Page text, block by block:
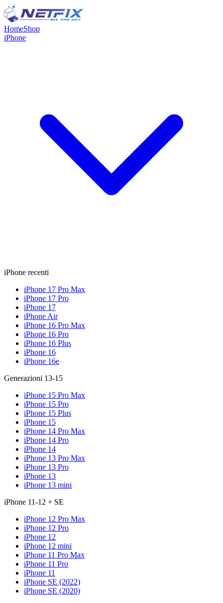
HomeShop
iPhone
iPhone recenti
iPhone 17 Pro Max
iPhone 17 Pro
iPhone 17
iPhone Air
iPhone 16 Pro Max
iPhone 16 Pro
iPhone 16 Plus
iPhone 16
iPhone 16e
Generazioni 13-15
iPhone 15 Pro Max
iPhone 15 Pro
iPhone 15 Plus
iPhone 15
iPhone 14 Pro Max
iPhone 14 Pro
iPhone 14
iPhone 13 Pro Max
iPhone 13 Pro
iPhone 13
iPhone 13 mini
iPhone 11-12 + SE
iPhone 12 Pro Max
iPhone 12 Pro
iPhone 12
iPhone 12 mini
iPhone 11 Pro Max
iPhone 11 Pro
iPhone 11
iPhone SE (2022)
iPhone SE (2020)